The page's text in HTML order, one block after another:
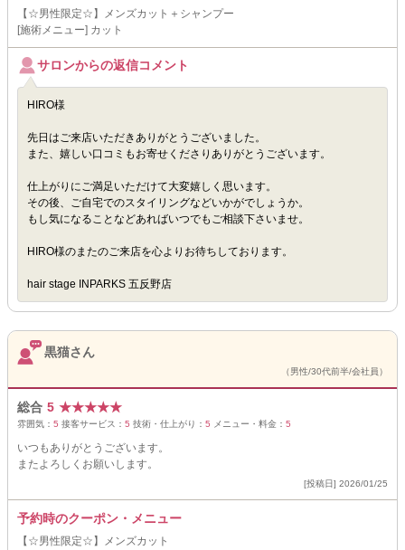
【☆男性限定☆】メンズカット＋シャンプー
[施術メニュー] カット
サロンからの返信コメント
HIRO様
先日はご来店いただきありがとうございました。
また、嬉しい口コミもお寄せくださりありがとうございます。
仕上がりにご満足いただけて大変嬉しく思います。
その後、ご自宅でのスタイリングなどいかがでしょうか。
もし気になることなどあればいつでもご相談下さいませ。
HIRO様のまたのご来店を心よりお待ちしております。
hair stage INPARKS 五反野店
黒猫さん
（男性/30代前半/会社員）
総合 5 ★★★★★
雰囲気： 5 接客サービス： 5 技術・仕上がり： 5 メニュー・料金： 5
いつもありがとうございます。
またよろしくお願いします。
[投稿日] 2026/01/25
予約時のクーポン・メニュー
【☆男性限定☆】メンズカット